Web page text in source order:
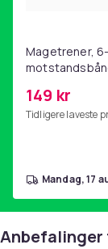
Magetrener,
149 kr
Tidligere laveste
mandag, 17